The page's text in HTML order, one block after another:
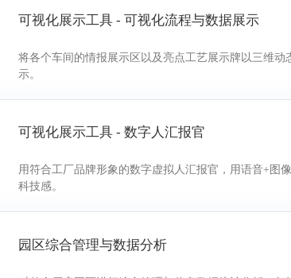
可视化展示工具 - 可视化流程与数据展示
将各个车间的情报展示区以及亮点工艺展示牌以三维
示。
可视化展示工具 - 数字人汇报官
用符合工厂品牌形象的数字虚拟人汇报官，用语音+图
科技感。
园区综合管理与数据分析